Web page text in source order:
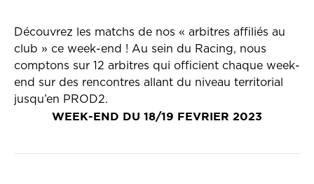
Découvrez les matchs de nos « arbitres affiliés au
club » ce week-end ! Au sein du Racing, nous
comptons sur 12 arbitres qui officient chaque week-
end sur des rencontres allant du niveau territorial
jusqu’en PROD2.
WEEK-END DU 18/19 FEVRIER 2023